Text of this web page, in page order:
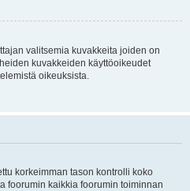
valitsemia kuvakkeita joiden on
kuvakkeiden käyttöoikeudet
oikeuksista.
korkeimman tason kontrolli koko
foorumin kaikkia foorumin toiminnan